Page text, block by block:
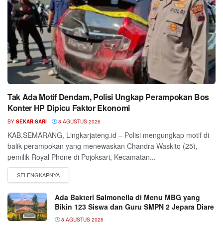
Tak Ada Motif Dendam, Polisi Ungkap Perampokan Bos
Konter HP Dipicu Faktor Ekonomi
BY SEKAR SARI 8 AGUSTUS 2026
KAB.SEMARANG, Lingkarjateng.id – Polisi mengungkap motif di
balik perampokan yang menewaskan Chandra Waskito (25),
pemilik Royal Phone di Pojoksari, Kecamatan...
Ada Bakteri Salmonella di Menu MBG yang
Bikin 123 Siswa dan Guru SMPN 2 Jepara Diare
8 AGUSTUS 2026